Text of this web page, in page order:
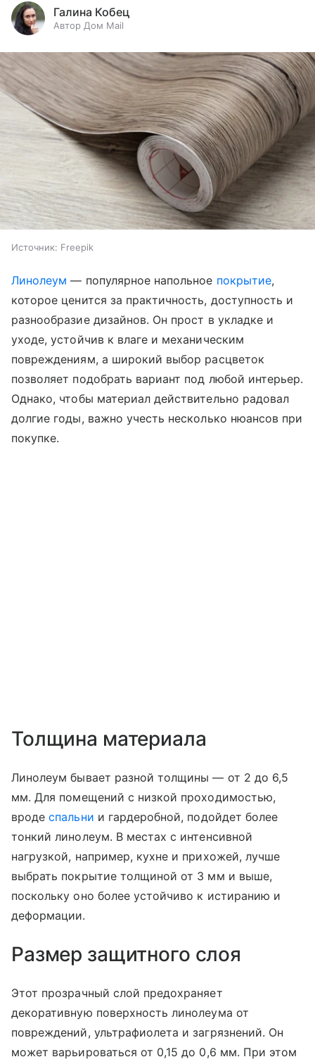
Галина Кобец
Автор Дом Mail
Источник: Freepik
Линолеум — популярное напольное покрытие,
которое ценится за практичность, доступность и
разнообразие дизайнов. Он прост в укладке и
уходе, устойчив к влаге и механическим
повреждениям, а широкий выбор расцветок
позволяет подобрать вариант под любой интерьер.
Однако, чтобы материал действительно радовал
долгие годы, важно учесть несколько нюансов при
покупке.
Толщина материала
Линолеум бывает разной толщины — от 2 до 6,5
мм. Для помещений с низкой проходимостью,
вродеспальни и гардеробной, подойдет более
тонкий линолеум. В местах с интенсивной
нагрузкой, например, кухне и прихожей, лучше
выбрать покрытие толщиной от 3 мм и выше,
поскольку оно более устойчиво к истиранию и
деформации.
Размер защитного слоя
Этот прозрачный слой предохраняет
декоративную поверхность линолеума от
повреждений, ультрафиолета и загрязнений. Он
может варьироваться от 0,15 до 0,6 мм. При этом